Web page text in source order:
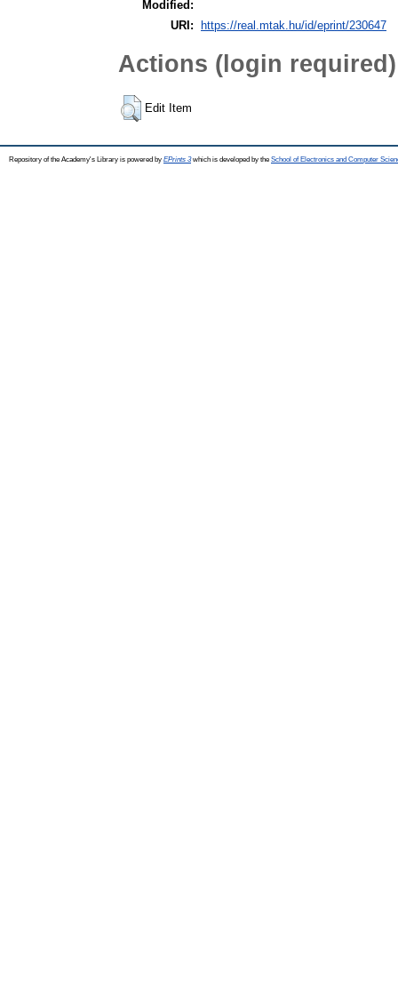
Modified:
URI:
https://real.mtak.hu/id/eprint/230647
Actions (login required)
Edit Item
Repository of the Academy's Library is powered by EPrints 3which is developed by the School of Electronics and Computer